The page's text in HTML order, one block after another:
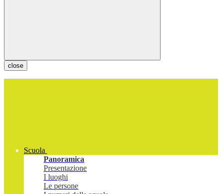
close
Scuola
Panoramica
Presentazione
I luoghi
Le persone